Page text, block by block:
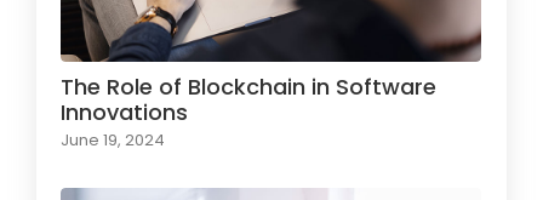
The Role of Blockchain in Software
Innovations
June 19, 2024